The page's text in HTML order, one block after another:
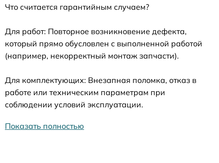
Что считается гарантийным случаем?
Для работ: Повторное возникновение дефекта,
который прямо обусловлен с выполненной работой
(например, некорректный монтаж запчасти).
Для комплектующих: Внезапная поломка, отказ в
работе или техническим параметрам при
соблюдении условий эксплуатации.
Показать полностью